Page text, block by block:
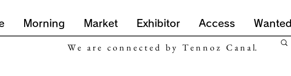
Morning Market Exhibitor Access Wanted
W e a r e c o n n e c t e d b y T e n n o z C a n a l.